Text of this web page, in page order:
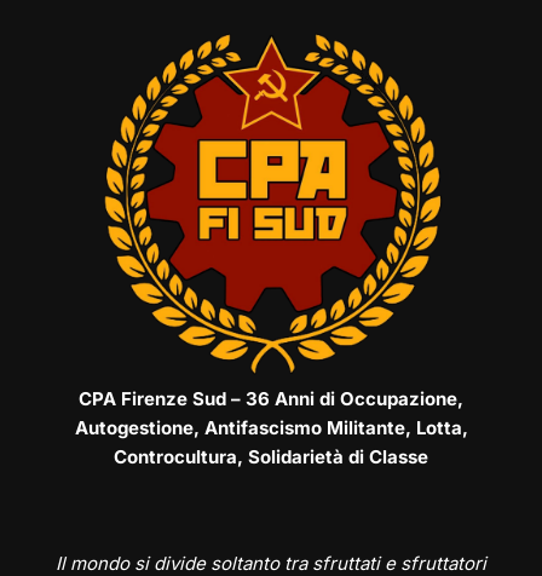
CPA Firenze Sud – 36 Anni di Occupazione,
Autogestione, Antifascismo Militante, Lotta,
Controcultura, Solidarietà di Classe
Il mondo si divide soltanto tra sfruttati e sfruttatori